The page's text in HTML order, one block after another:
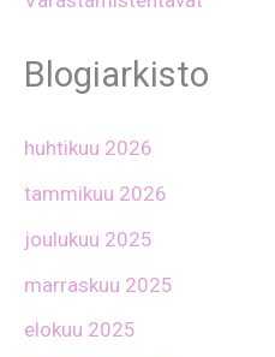
Blogiarkisto
huhtikuu 2026
tammikuu 2026
joulukuu 2025
marraskuu 2025
elokuu 2025